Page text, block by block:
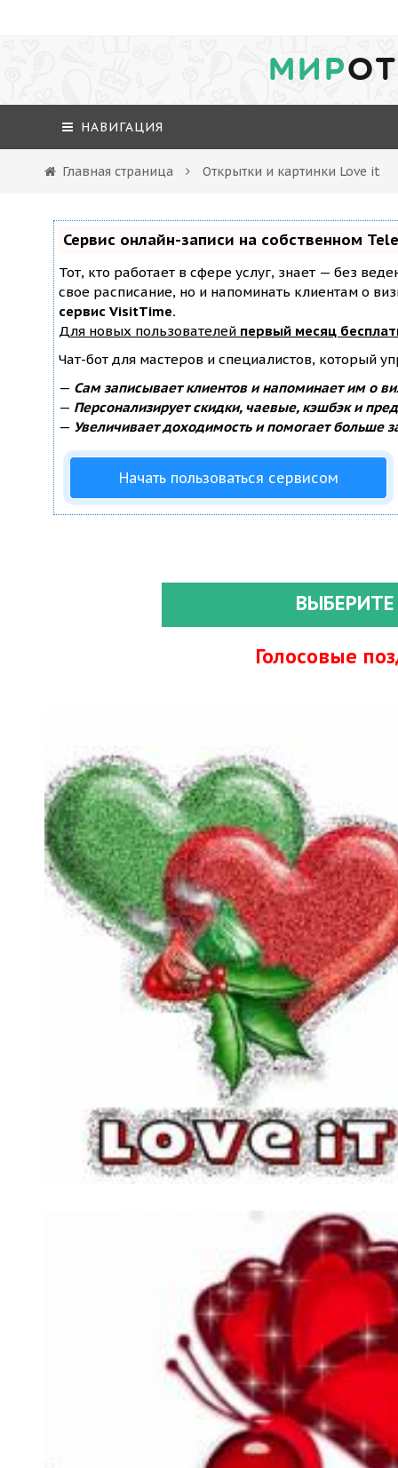
МИР
НАВИГАЦИЯ
Главная страница Открытки и картинки Love it
Сервис онлайн-записи на собственном
Тот, кто работает в сфере услуг, знает — без
свое расписание, но и напоминать клиентам о
сервис VisitTime.
Для новых пользователей первый месяц
Чат-бот для мастеров и специалистов, который
— Сам записывает клиентов и напоминает им о
— Персонализирует скидки, чаевые, кэшбэк и
— Увеличивает доходимость и помогает больше
Начать пользоваться сервисом
Голосовые